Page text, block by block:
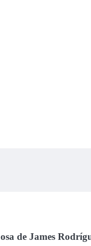
de James